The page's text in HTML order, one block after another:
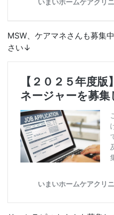
MSW、ケアマネさんも募集
さい↓